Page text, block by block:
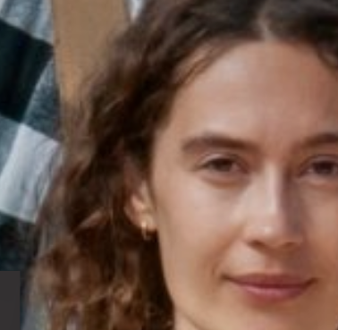
KULTUR, BILDNING, SKAPANDE – FÖR SENIORER
ODLING OCH HÅLLBARHET – FÖR SENIORER
BYGGNADSVÅRD
OCH REGLER
AV PERSONUPPGIFTER